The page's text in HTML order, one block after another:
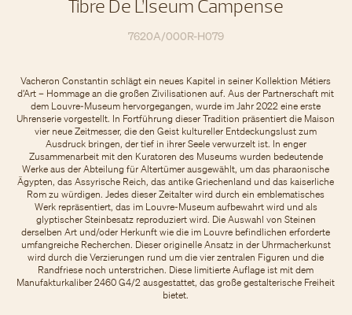
Tibre De L’Iseum Campense
7620A/000R-H079
Vacheron Constantin schlägt ein neues Kapitel in seiner Kollektion Métiers
d’Art – Hommage an die großen Zivilisationen auf. Aus der Partnerschaft mit
dem Louvre-Museum hervorgegangen, wurde im Jahr 2022 eine erste
Uhrenserie vorgestellt. In Fortführung dieser Tradition präsentiert die Maison
vier neue Zeitmesser, die den Geist kultureller Entdeckungslust zum
Ausdruck bringen, der tief in ihrer Seele verwurzelt ist. In enger
Zusammenarbeit mit den Kuratoren des Museums wurden bedeutende
Werke aus der Abteilung für Altertümer ausgewählt, um das pharaonische
Ägypten, das Assyrische Reich, das antike Griechenland und das kaiserliche
Rom zu würdigen. Jedes dieser Zeitalter wird durch ein emblematisches
Werk repräsentiert, das im Louvre-Museum aufbewahrt wird und als
glyptischer Steinbesatz reproduziert wird. Die Auswahl von Steinen
derselben Art und/oder Herkunft wie die im Louvre befindlichen erforderte
umfangreiche Recherchen. Dieser originelle Ansatz in der Uhrmacherkunst
wird durch die Verzierungen rund um die vier zentralen Figuren und die
Randfriese noch unterstrichen. Diese limitierte Auflage ist mit dem
Manufakturkaliber 2460 G4/2 ausgestattet, das große gestalterische Freiheit
bietet.